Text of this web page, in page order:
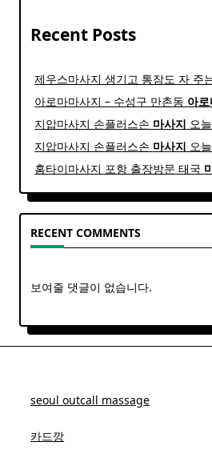
Recent Posts
제우스마사지 생기고 통잠도 자 주
아로마마사지 – 수성구 만촌동 아
지압마사지 손플러스손 마사지 오
지압마사지 손플러스손 마사지 오
홈타이마사지 포항 출장방문 태국
RECENT COMMENTS
보여줄 댓글이 없습니다.
seoul outcall massage
카드깡